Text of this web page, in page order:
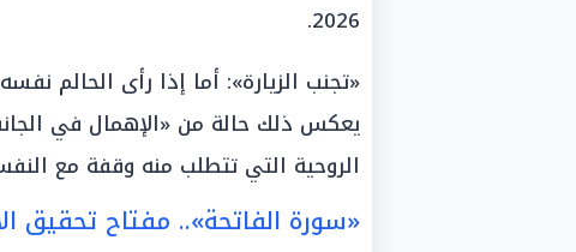
2026.
«تجنب الزيارة»: أما إذا رأى الحالم
يعكس ذلك حالة من «الإهمال في
الروحية التي تتطلب منه وقفة مع
«سورة الفاتحة».. مفتاح تحقيق